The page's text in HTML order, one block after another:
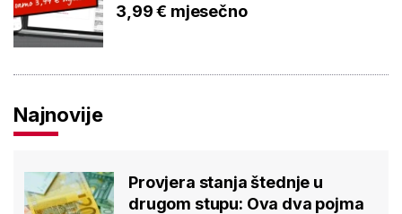
3,99 € mjesečno
Najnovije
Provjera stanja štednje u
drugom stupu: Ova dva pojma